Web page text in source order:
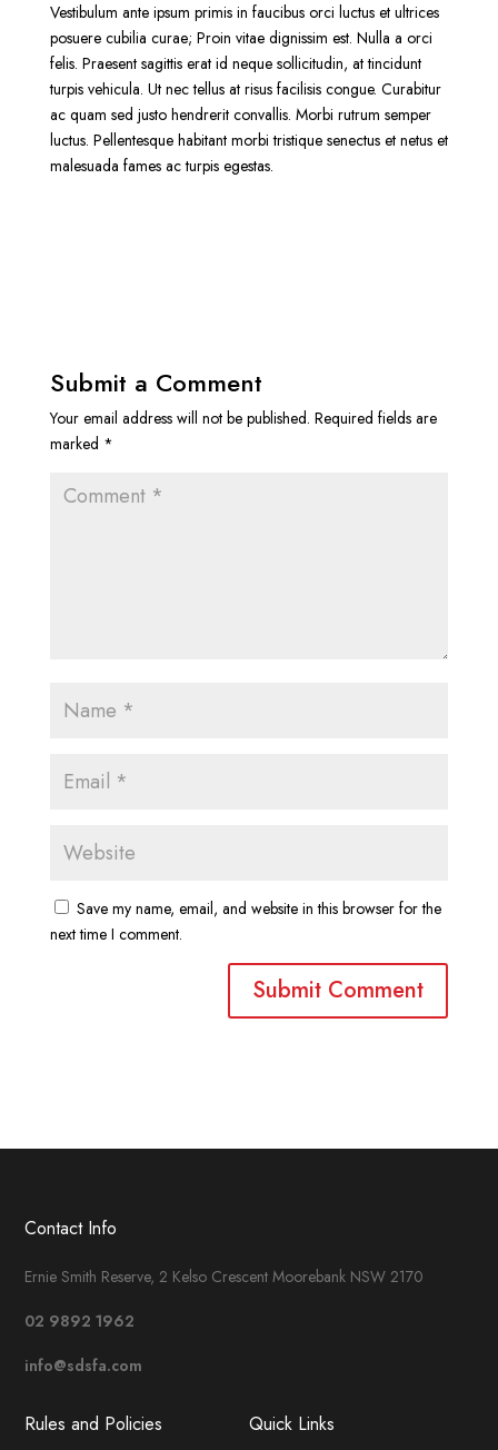
Vestibulum ante ipsum primis in faucibus orci luctus et ultrices
posuere cubilia curae; Proin vitae dignissim est. Nulla a orci
felis. Praesent sagittis erat id neque sollicitudin, at tincidunt
turpis vehicula. Ut nec tellus at risus facilisis congue. Curabitur
ac quam sed justo hendrerit convallis. Morbi rutrum semper
luctus. Pellentesque habitant morbi tristique senectus et netus et
malesuada fames ac turpis egestas.
Submit a Comment
Your email address will not be published. Required fields are
marked *
Save my name, email, and website in this browser for the
next time I comment.
Contact Info
Ernie Smith Reserve, 2 Kelso Crescent Moorebank NSW 2170
02 9892 1962
info@sdsfa.com
Rules and Policies Quick Links